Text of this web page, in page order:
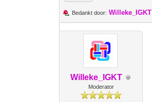
Bedankt door: Willeke_IGKT
Willeke_IGKT
Moderator